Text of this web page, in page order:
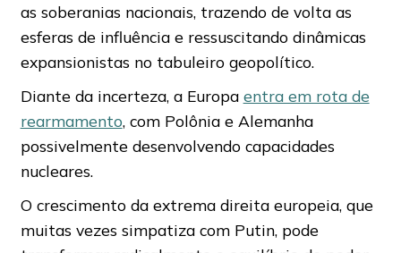
as soberanias nacionais, trazendo de volta as
esferas de influência e ressuscitando dinâmicas
expansionistas no tabuleiro geopolítico.
Diante da incerteza, a Europa entra em rota de
rearmamento, com Polônia e Alemanha
possivelmente desenvolvendo capacidades
nucleares.
O crescimento da extrema direita europeia, que
muitas vezes simpatiza com Putin, pode